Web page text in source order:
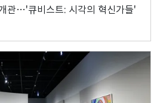
관…'큐비스트: 시각의 혁신가들'